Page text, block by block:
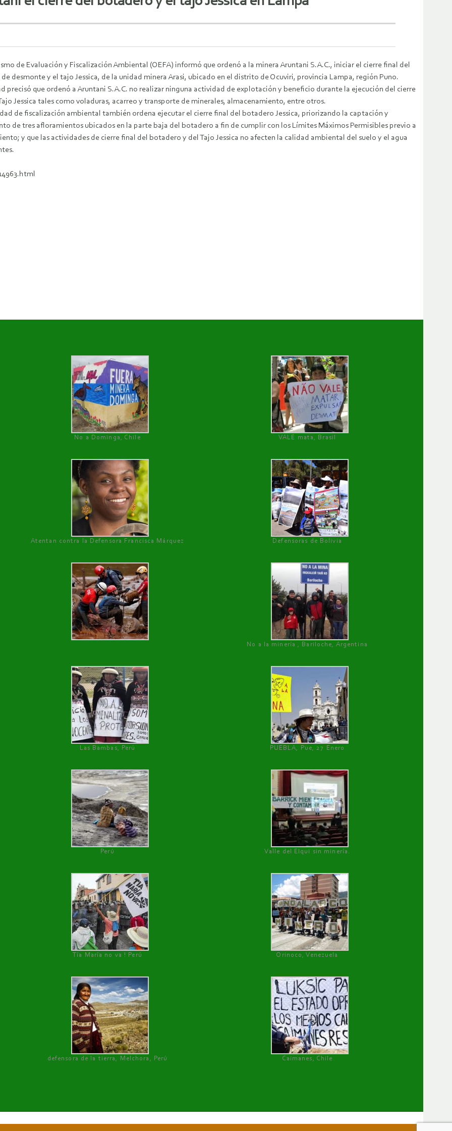
de Evaluación y Fiscalización Ambiental (OEFA) informó que ordenó a la minera Aruntani S.A.C., iniciar el cierre final del
desmonte y el tajo Jessica, de la unidad minera Arasi, ubicado en el distrito de Ocuviri, provincia Lampa, región Puno.
precisó que ordenó a Aruntani S.A.C. no realizar ninguna actividad de explotación y beneficio durante la ejecución del cierre
Jessica tales como voladuras, acarreo y transporte de minerales, almacenamiento, entre otros.
de fiscalización ambiental también ordena ejecutar el cierre final del botadero Jessica, priorizando la captación y
de tres afloramientos ubicados en la parte baja del botadero a fin de cumplir con los Límites Máximos Permisibles previo a
y que las actividades de cierre final del botadero y del Tajo Jessica no afecten la calidad ambiental del suelo y el agua
No a Dominga, Chile
VALE mata, Brasil
Atentan contra la Defensora Francisca Márquez Defensoras de Bolivia
No a la minería , Bariloche, Argentina
Las Bambas, Perú PUEBLA, Pue, 27 Enero
Perú Valle del Elqui sin minería.
Tía María no va ! Perú Orinoco, Venezuela
defensora de la tierra, Melchora, Perú Caimanes, Chile